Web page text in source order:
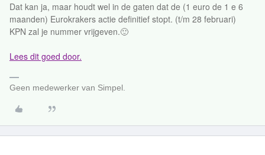
Dat kan ja, maar houdt wel in de gaten dat de (1 euro de 1 e 6
maanden) Eurokrakers actie definitief stopt. (t/m 28 februari)
KPN zal je nummer vrijgeven.🙂
Lees dit goed door.
Geen medewerker van Simpel.